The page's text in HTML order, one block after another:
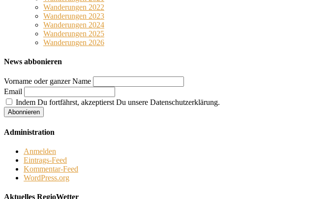
Wanderungen 2022
Wanderungen 2023
Wanderungen 2024
Wanderungen 2025
Wanderungen 2026
News abbonieren
Vorname oder ganzer Name
Email
Indem Du fortfährst, akzeptierst Du unsere Datenschutzerklärung.
Administration
Anmelden
Eintrags-Feed
Kommentar-Feed
WordPress.org
Aktuelles RegioWetter